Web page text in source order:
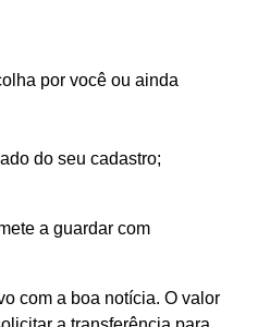
por você ou ainda
do seu cadastro;
a guardar com
com a boa notícia. O valor